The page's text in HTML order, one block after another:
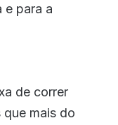
e para a
de correr
mais do